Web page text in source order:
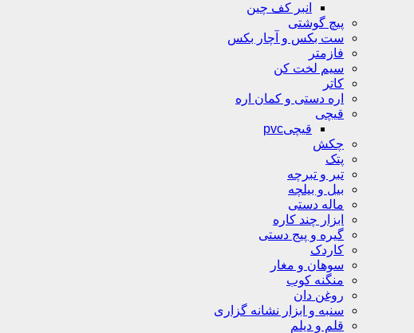
انبر کف چین
پیچ گوشتی
ست بکس و آچار بکس
فازمتر
سیم لخت کن
کاتر
اره دستی و کمان اره
قیچی
قیچیpvc
چکش
پتک
تبر و تبرچه
بیل و بیلچه
ماله دستی
ابزار چند کاره
گیره و پیج دستی
کاردک
سوهان و مغار
منگنه کوب
روغن دان
سنبه و ابزار نشانه گزاری
قلم و دیلم